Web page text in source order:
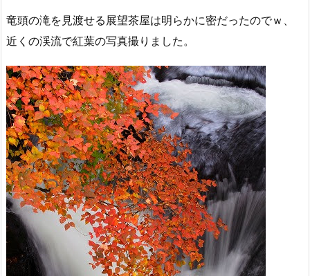
竜頭の滝を見渡せる展望茶屋は明らかに密だったのでｗ、
近くの渓流で紅葉の写真撮りました。